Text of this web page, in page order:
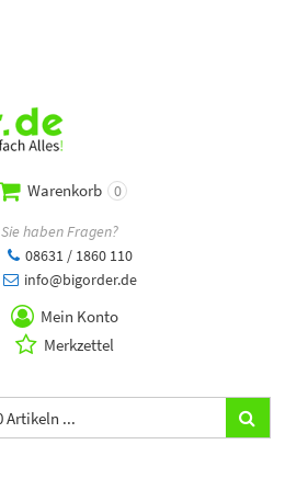
Warenkorb 0
Sie haben Fragen?
08631 / 1860 110
info@bigorder.de
Mein Konto
Merkzettel